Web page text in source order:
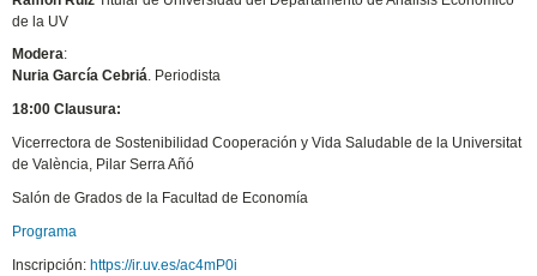
de la UV
Modera:
Nuria García Cebriá. Periodista
18:00 Clausura:
Vicerrectora de Sostenibilidad Cooperación y Vida Saludable de la Universitat
de València, Pilar Serra Añó
Salón de Grados de la Facultad de Economía
Programa
Inscripción: https://ir.uv.es/ac4mP0i